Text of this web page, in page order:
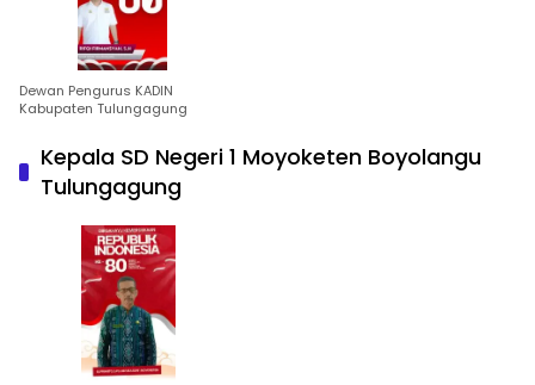
Dewan Pengurus KADIN
Kabupaten Tulungagung
Kepala SD Negeri 1 Moyoketen Boyolangu
Tulungagung